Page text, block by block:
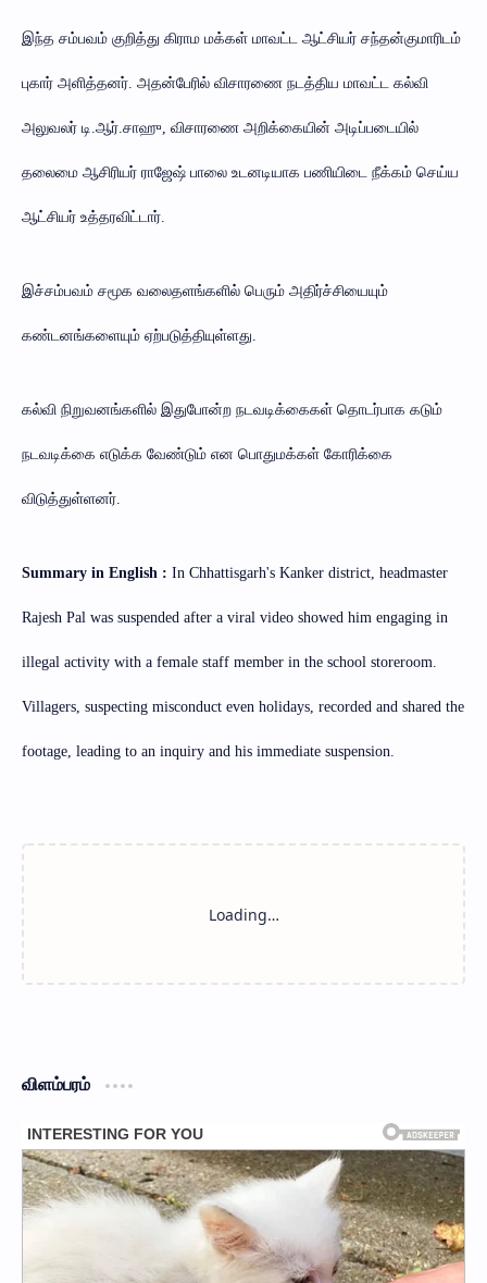
இந்த சம்பவம் குறித்து கிராம மக்கள் மாவட்ட ஆட்சியர் சந்தன்குமாரிடம்
புகார் அளித்தனர். அதன்பேரில் விசாரணை நடத்திய மாவட்ட கல்வி
அலுவலர் டி.ஆர்.சாஹு, விசாரணை அறிக்கையின் அடிப்படையில்
தலைமை ஆசிரியர் ராஜேஷ் பாலை உடனடியாக பணியிடை நீக்கம் செய்ய
ஆட்சியர் உத்தரவிட்டார்.
இச்சம்பவம் சமூக வலைதளங்களில் பெரும் அதிர்ச்சியையும்
கண்டனங்களையும் ஏற்படுத்தியுள்ளது.
கல்வி நிறுவனங்களில் இதுபோன்ற நடவடிக்கைகள் தொடர்பாக கடும்
நடவடிக்கை எடுக்க வேண்டும் என பொதுமக்கள் கோரிக்கை
விடுத்துள்ளனர்.
Summary in English : In Chhattisgarh's Kanker district, headmaster
Rajesh Pal was suspended after a viral video showed him engaging in
illegal activity with a female staff member in the school storeroom.
Villagers, suspecting misconduct even holidays, recorded and shared the
footage, leading to an inquiry and his immediate suspension.
விளம்பரம்